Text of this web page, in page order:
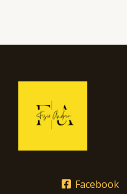
Facebook